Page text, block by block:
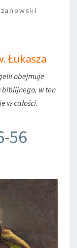
Łukasza
obejmuje
biblijnego, w ten
w całości.
56